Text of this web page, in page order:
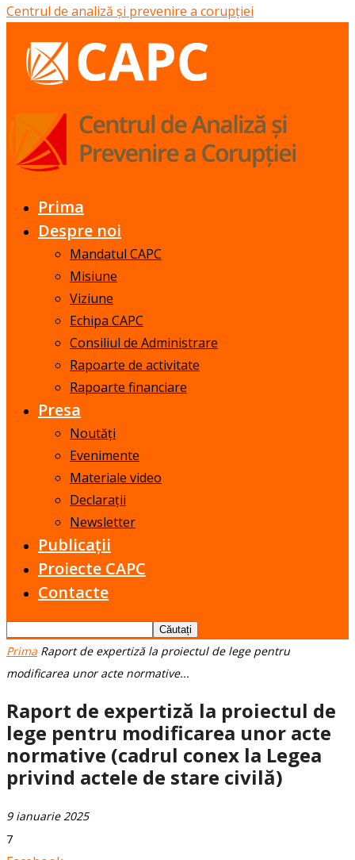
Centrul de analiză și prevenire a corupției
Prima
Despre noi
Mandatul CAPC
Misiune
Viziune
Echipa CAPC
Consiliul de Administrare
Rapoarte de activitate
Rapoarte financiare
Presa
Noutăți
Evenimente
Materiale video
Declarații
Newsletter
Publicații
Proiecte CAPC
Contacte
Prima Raport de expertiză la proiectul de lege pentru
modificarea unor acte normative...
Raport de expertiză la proiectul de
lege pentru modificarea unor acte
normative (cadrul conex la Legea
privind actele de stare civilă)
9 ianuarie 2025
7